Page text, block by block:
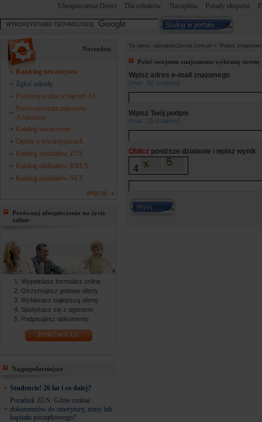
Ubezpieczenia Direct Dla rolników Narzędzia Porady eksperta
Narzędzia
Ranking towarzystw
Zgłoś szkodę
Porównywarka wyłączeń AC
Porównywarka zakresów
Assistance
Katalog towarzystw
Opinie o towarzystwach
Katalog oddziałów ZUS
Katalog oddziałów KRUS
Katalog oddziałów NFZ
więcej
Porównaj ubezpieczenia na życie
online
Wypełniasz formularz online
Otrzymujesz gotowe oferty
Wybierasz najlepszą ofertę
Spotykasz się z agentem
Podpisujesz dokumenty
PORÓWNAJ!
Najpopularniejsze
Studencie! 26 lat i co dalej?
Poradnik ZUS: Gdzie szukać
dokumentów do emerytury, renty lub
kapitału początkowego?
Tu jesteś: ubezpieczenie.com.pl » Poleć
Poleć swojemu znajomemu wybraną stronę
Wpisz adres e-mail znajomego
(max. 50 znaków)
Wpisz Twój podpis
(max. 25 znaków)
Oblicz poniższe działanie i wpisz wynik
4